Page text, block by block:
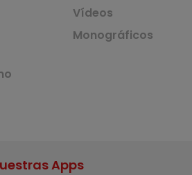
Vídeos
Monográficos
Apps